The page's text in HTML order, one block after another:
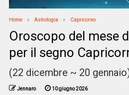
Home Astrologia Capricorno
Oroscopo del mese
per il segno
(22 dicembre ~ 20
Jennaro 10 giugno 2026